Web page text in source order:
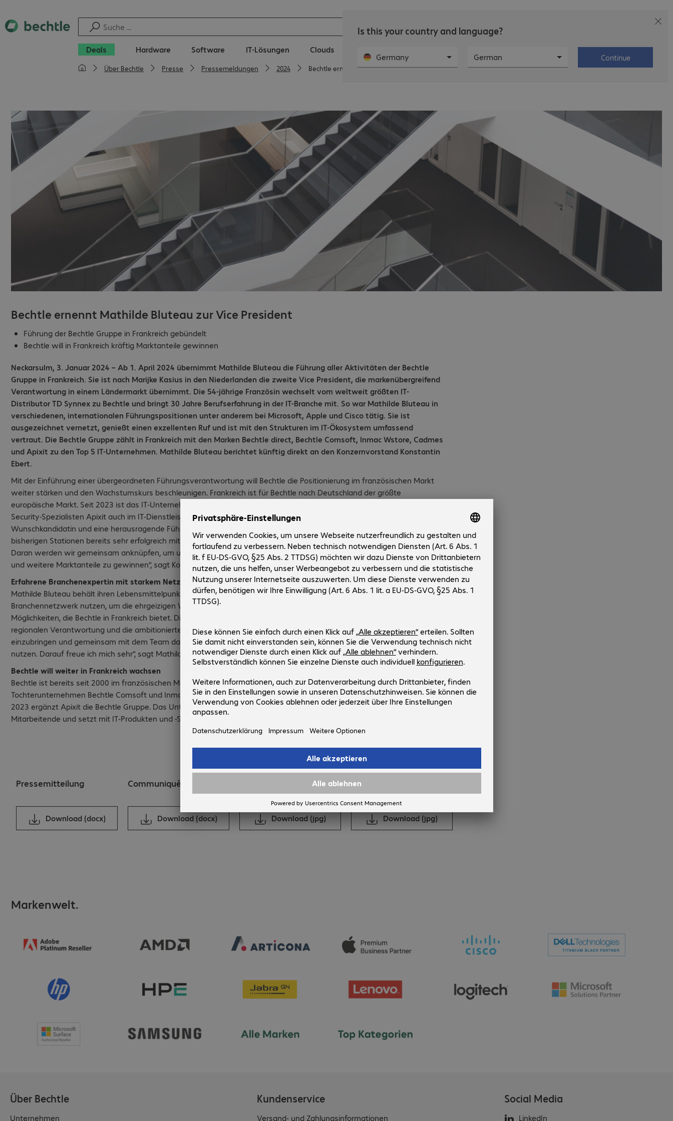
Is this your country and language?
Germany German Continue
Deals Hardware Software IT-Lösungen Clouds
Über Bechtle Presse Pressemeldungen 2024 Bechtle ernennt Mathilde Bluteau zur Vice President
Bechtle ernennt Mathilde Bluteau zur Vice President
Führung der Bechtle Gruppe in Frankreich gebündelt
Bechtle will in Frankreich kräftig Marktanteile gewinnen
Neckarsulm, 3. Januar 2024 – Ab 1. April 2024 übernimmt Mathilde Bluteau die Führung aller Aktivitäten der Bechtle
Gruppe in Frankreich. Sie ist nach Marijke Kasius in den Niederlanden die zweite Vice President, die markenübergreifend
Verantwortung in einem Ländermarkt übernimmt. Die 54-jährige Französin wechselt vom weltweit größten IT-
Distributor TD Synnex zu Bechtle und bringt 30 Jahre Berufserfahrung in der IT-Branche mit. So war Mathilde Bluteau in
verschiedenen, internationalen Führungspositionen unter anderem bei Microsoft, Apple und Cisco tätig. Sie ist
ausgezeichnet vernetzt, genießt einen exzellenten Ruf und ist mit den Strukturen im IT-Ökosystem umfassend
vertraut. Die Bechtle Gruppe zählt in Frankreich mit den Marken Bechtle direct, Bechtle Comsoft, Inmac Wstore, Cadmes
und Apixit zu den Top 5 IT-Unternehmen. Mathilde Bluteau berichtet künftig direkt an den Konzernvorstand Konstantin
Ebert.
Mit der Einführung einer übergeordneten Führungsverantwortung will Bechtle die Positionierung im französischen Markt
weiter stärken und den Wachstumskurs beschleunigen. Frankreich ist für Bechtle nach Deutschland der größte
europäische Markt. Seit 2023 ist das IT-Unternehmen nicht nur im Direktvertrieb, sondern durch die Akquisition des IT-
Security-Spezialisten Apixit auch im IT-Dienstleistungsbereich aktiv. „Mit Mathilde Bluteau haben wir unsere
Wunschkandidatin und eine herausragende Führungspersönlichkeit für Bechtle gewinnen können. Sie hat bei ihren
bisherigen Stationen bereits sehr erfolgreich mit den Unternehmen der Bechtle Gruppe in Frankreich zusammengearbeitet.
Daran werden wir gemeinsam anknüpfen, um unsere gewachsene starke Präsenz im französischen Markt auszubauen
und weitere Marktanteile zu gewinnen“, sagt Konstantin Ebert, Vorstand IT-E-Commerce, Bechtle AG.
Erfahrene Branchenexpertin mit starkem Netzwerk
Mathilde Bluteau behält ihren Lebensmittelpunkt in Paris und wird ihr über drei Jahrzehnte gewachsenes, internationales
Branchennetzwerk nutzen, um die ehrgeizigen Wachstumspläne von Bechtle umzusetzen. „Mich begeistern die
Möglichkeiten, die Bechtle in Frankreich bietet. Die Stärke des Konzerns, die unternehmerischen Freiheitsgrade in der
regionalen Verantwortung und die ambitionierten Wachstumsziele sind eine großartige Chance, meine Erfahrungen
einzubringen und gemeinsam mit dem Team das enorme Potenzial von Bechtle als IT-Zukunftspartner in Frankreich zu
nutzen. Darauf freue ich mich sehr“, sagt Mathilde Bluteau.
Bechtle will weiter in Frankreich wachsen
Bechtle ist bereits seit 2000 im französischen Markt vertreten. Den Anfang machte Bechtle direct, später kamen die
Tochterunternehmen Bechtle Comsoft und Inmac Wstore sowie Cadmes, Spezialist für PLM-Lösungen, hinzu. Seit Oktober
2023 ergänzt Apixit die Bechtle Gruppe. Das Unternehmen beschäftigt in Frankreich an 17 Standorten rund 1.200
Mitarbeitende und setzt mit IT-Produkten und -Services gut 1 Milliarde Euro um.
Pressemitteilung
Download (docx)
Communiqué de presse
Download (docx) Download (jpg)
Konstantin Ebert
Download (jpg)
Markenwelt.
Über Bechtle
Unternehmen
Kundenservice
Versand- und Zahlungsinformationen
Social Media
LinkedIn